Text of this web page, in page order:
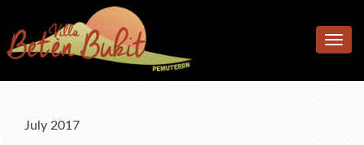
Accomodation
Toggle
July 2017